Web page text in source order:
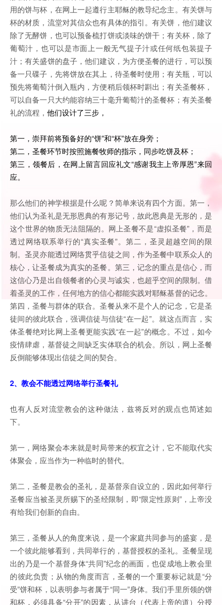
用的饼与杯，在网上一起遵行主耶稣的教导纪念主。有关饼与
杯的材质，流堂对其信众也有具体的指引。有关饼，他们建议
除了无酵饼，也可以预备梳打饼或淡味的饼干；有关杯，除了
葡萄汁，也可以是市面上一般无气提子汁或任何纸包装提子
汁；有关盛饼的盘子，他们建议，为方便圣餐的进行，可以预
备一只碟子，先将饼放在其上，待圣餐时使用；有关瓶，可以
预先将葡萄汁倒入瓶内，方便稍后领杯时斟出；有关圣餐杯，
可以自备一只大约能容纳三十毫升葡萄汁的圣餐杯；有关圣餐
礼的流程， 他们设计了三步，
第一，崇拜前将预备好的“饼”和“杯”放在身旁；
第二，圣餐环节时按照施餐牧师的指示，同步吃饼及杯；
第三，领餐后，在网上留言回应礼文“感谢我主上帝厚恩”来回
应。
那么他们的神学根据是什么呢？简单来说有四个方面。第一，
他们认为圣礼是无形恩典的有形记号，故此恩典是无形的，是
这个世界的物质无法阻隔的。网上圣餐不是“虚拟圣餐”，而是
透过网络联系举行的“真实圣餐”。第二，圣灵超越空间的限
制。圣灵亦能透过网络贯乎信徒之间，作为圣餐中联系众人的
核心，让圣餐成为真实的圣餐。第三，记念的重点是信心，而
这信心乃是出自领餐者的心灵与诚实，也超乎空间的限制。借
着圣灵的工作，任何地方的信心都能实践对耶稣基督的记念。
第四，圣餐与群体的联合。圣餐从来不是个人的记念，它是圣
徒间的彼此联合，强调信徒与信徒“在一起”。就这点而言，实
体圣餐绝对比网上圣餐更能实践“在一起”的概念。不过，如今
疫情肆虐，基督徒之间缺乏实体联合的机会。所以，网上圣餐
反倒能够体现出信徒之间的契合。
2、教会不能透过网络举行圣餐礼
也有人反对流堂教会的这种做法，兹将反对的观点也简述如
下。
第一，网络聚会本来就是时局带来的权宜之计，它不能取代实
体聚会，应当作为一种临时的替代。
第二，圣餐是教会的圣礼，是基督亲自设立的，因此如何举行
圣餐应当被圣灵所赐下的圣经限制，即“限定性原则”，上帝没
有给我们创新的自由。
第三，圣餐从人的角度来说，是一个家庭共同参与的盛宴，是
一个彼此能够看到，共同举行的，基督授权的圣礼。圣餐呈现
出的乃是一个基督身体“共同”纪念的画面，也促成地上教会里
的彼此负责；从物的角度而言，圣餐的一个重要标记就是“分
受”饼和杯，以表明参与者属于“同一”身体。我们手里所领的饼
和杯，必须具备“分开”的因素，从讲台（代表上帝的道）分授